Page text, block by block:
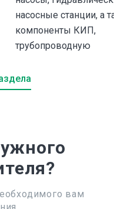
насосные станции, а
компоненты КИП,
трубопроводную
вам